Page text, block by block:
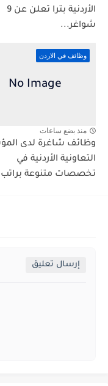
الأردنية بترا تعلن عن 9
شواغر...
وظائف في الاردن
منذ بضع ساعات
وظائف شاغرة لدى
التعاونية الأردنية في
تخصصات متنوعة
إرسال تعليق